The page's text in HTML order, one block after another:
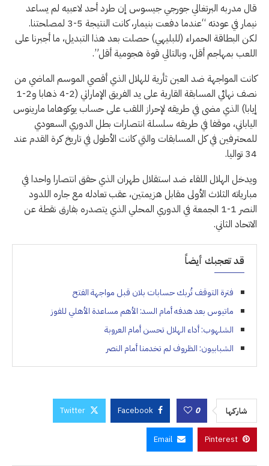
قال مدربه البرتغالي جورجي جيسوس إن طرد أحد لاعبيه لم يساعد
نيمار في عودته “عندما دفعت بنيمار، كانت النتيجة 5-3 لمصلحتنا.
لكن البطاقة الحمراء (للبليهي) حصلت بعد هذا التبديل، ما أجبرنا على
اللعب بمهاجم أقل، وبالتالي قوة هجومية أقل”.
كانت المواجهة ضد العين ثأرية للهلال الذي أقصي الموسم الماضي من
نصف نهائي المسابقة القارية على يد الفريق الإماراتي (2-4 ذهابا و2-1
إيابا) الذي مضى في طريقه لإحراز اللقب على حساب يوكوهاما مارينوس
الياباني، موقفا في طريقه سلسلة انتصارات بطل الدوري السعودي
للمحترفين في كل المسابقات والتي كانت الأطول في تاريخ كرة القدم عند
34 تواليا.
ويدخل الهلال اللقاء ضد استقلال طهران الذي حقق انتصارا واحدا في
مبارياته الثلاث الأولى مقابل هزيمتين، عقب تعادله مع جاره اللدود
النصر 1-1 الجمعة في الدوري المحلي الذي يتصدره بفارق نقطة عن
الاتحاد الثاني.
قد تعجبك أيضاً
فترة التوقف تُربك حسابات بلان قبل مواجهة الفتح
ماتيوس بعد هدفه أمام السد: الأهم مساعدة الأهلي للفوز
الشلهوب: أداء الهلال تحسن أمام العروبة
الشبابيون: الظروف لم تخدمنا أمام النصر
شاركها 0
Facebook
Twitter
Pinterest
Email